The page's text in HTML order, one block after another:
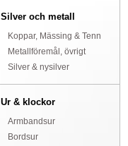
Silver och metall
Koppar, Mässing & Tenn
Metallföremål, övrigt
Silver & nysilver
Ur & klockor
Armbandsur
Bordsur